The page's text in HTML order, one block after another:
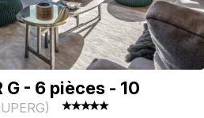
G - 6 pièces - 10
)